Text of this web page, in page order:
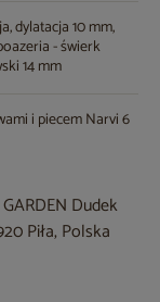
dylatacja 10 mm,
- świerk
14 mm
i piecem Narvi 6
Dudek
Piła, Polska